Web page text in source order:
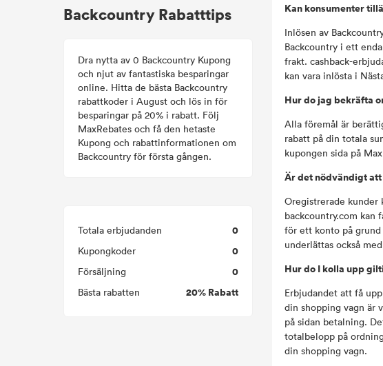
Backcountry Rabatttips
Dra nytta av 0 Backcountry Kupong
och njut av fantastiska besparingar
online. Hitta de bästa Backcountry
rabattkoder i August och lös in för
besparingar på 20% i rabatt. Följ
MaxRebates och få den hetaste
Kupong och rabattinformationen om
Backcountry för första gången.
Totala erbjudanden 0
Kupongkoder 0
Försäljning 0
Bästa rabatten 20% Rabatt
Kan konsumenter
Inlösen av
Backcountry i ett
frakt. cashback-
kan vara inlösta i
Hur do jag bekräfta
Alla föremål är
rabatt på din totala
kupongen sida på
Är det nödvändigt
Oregistrerade kunder
backcountry.com kan
för ett konto på grund
underlättas också
Hur do I kolla upp
Erbjudandet att få
din shopping vagn är
på sidan betalning.
totalbelopp på
din shopping vagn.